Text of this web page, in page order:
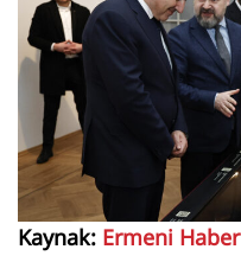
Kaynak: Ermeni Haber